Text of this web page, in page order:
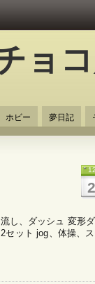
ョ
ホビー 夢日記
し、ダッシュ 変形
セット jog、体操、